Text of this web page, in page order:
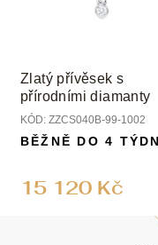
Zlatý přívěsek s
přírodními diamanty
KÓD: ZZCS040B-99-1002
15 120 Kč
BĚŽNĚ DO 4